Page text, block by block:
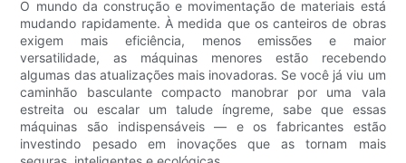
O mundo da construção e movimentação de materiais está
mudando rapidamente. À medida que os canteiros de obras
exigem mais eficiência, menos emissões e maior
versatilidade, as máquinas menores estão recebendo
algumas das atualizações mais inovadoras. Se você já viu um
caminhão basculante compacto manobrar por uma vala
estreita ou escalar um talude íngreme, sabe que essas
máquinas são indispensáveis ​​— e os fabricantes estão
investindo pesado em inovações que as tornam mais